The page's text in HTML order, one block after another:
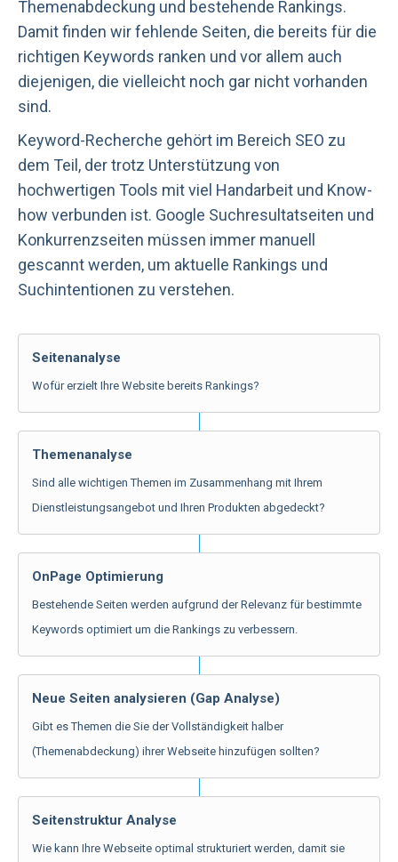
Themenabdeckung und bestehende Rankings.
Damit finden wir fehlende Seiten, die bereits für die
richtigen Keywords ranken und vor allem auch
diejenigen, die vielleicht noch gar nicht vorhanden
sind.
Keyword-Recherche gehört im Bereich SEO zu
dem Teil, der trotz Unterstützung von
hochwertigen Tools mit viel Handarbeit und Know-
how verbunden ist. Google Suchresultatseiten und
Konkurrenzseiten müssen immer manuell
gescannt werden, um aktuelle Rankings und
Suchintentionen zu verstehen.
Seitenanalyse
Wofür erzielt Ihre Website bereits Rankings?
Themenanalyse
Sind alle wichtigen Themen im Zusammenhang mit Ihrem
Dienstleistungsangebot und Ihren Produkten abgedeckt?
OnPage Optimierung
Bestehende Seiten werden aufgrund der Relevanz für bestimmte
Keywords optimiert um die Rankings zu verbessern.
Neue Seiten analysieren (Gap Analyse)
Gibt es Themen die Sie der Vollständigkeit halber
(Themenabdeckung) ihrer Webseite hinzufügen sollten?
Seitenstruktur Analyse
Wie kann Ihre Webseite optimal strukturiert werden, damit sie